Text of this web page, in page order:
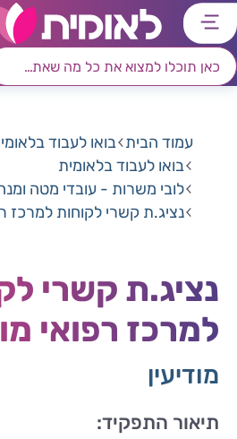
דלג
לתפריט
ראשי
דלג
לרכיב
חיפוש
דלג
לתוכן
מרכזי
דלג
לאזור
קישורים
עמוד הבית בואו לעבוד
בואו לעבוד בלאומית
לובי משרות - עובדי מטה
נציג.ת קשרי לקוחות למרכז
נציג.ת קשרי
למרכז רפואי
מודיעין
תיאור התפקיד: